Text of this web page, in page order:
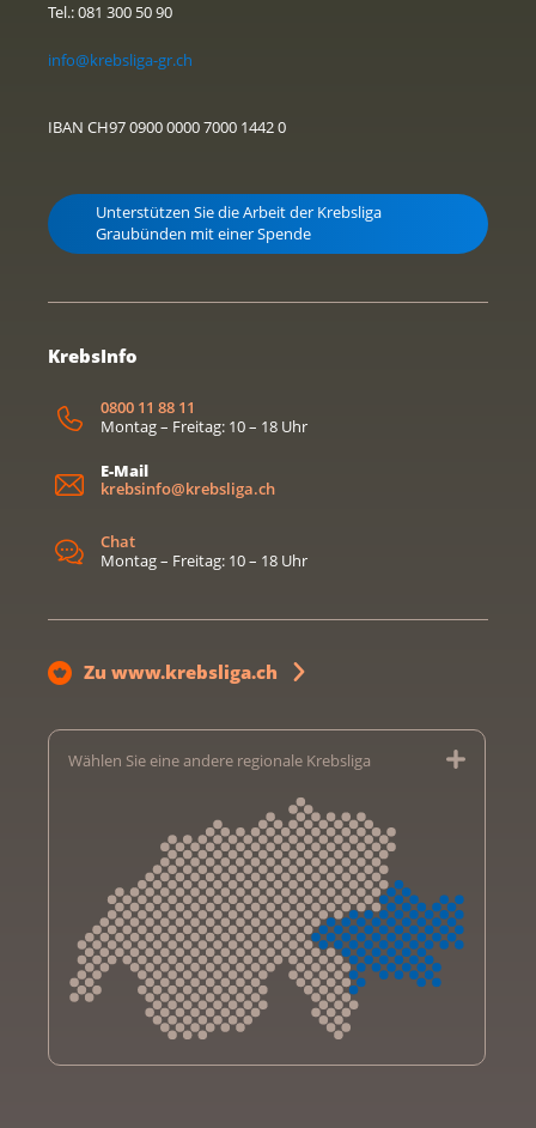
Tel.: 081 300 50 90
info@krebsliga-gr.ch
IBAN CH97 0900 0000 7000 1442 0
Unterstützen Sie die Arbeit der Krebsliga
Graubünden mit einer Spende
KrebsInfo
0800 11 88 11
Montag – Freitag: 10 – 18 Uhr
E-Mail
krebsinfo@krebsliga.ch
Chat
Montag – Freitag: 10 – 18 Uhr
Zu www.krebsliga.ch
Wählen Sie eine andere regionale Krebsliga